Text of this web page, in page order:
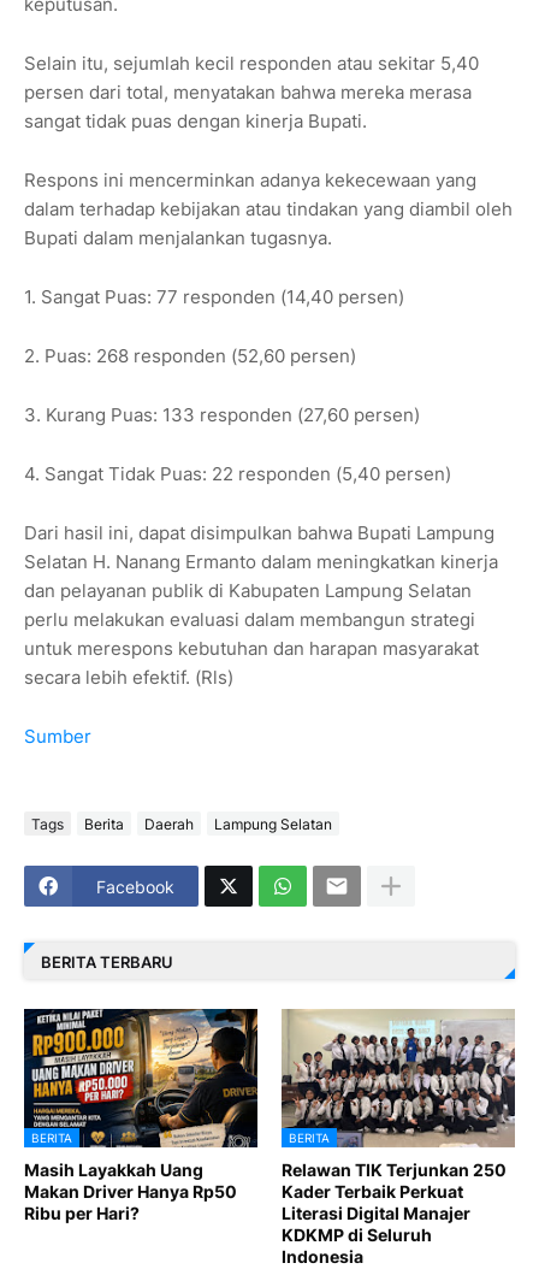
Selain itu, sejumlah kecil responden atau sekitar 5,40
persen dari total, menyatakan bahwa mereka merasa
sangat tidak puas dengan kinerja Bupati.
Respons ini mencerminkan adanya kekecewaan yang
dalam terhadap kebijakan atau tindakan yang diambil oleh
Bupati dalam menjalankan tugasnya.
1. Sangat Puas: 77 responden (14,40 persen)
2. Puas: 268 responden (52,60 persen)
3. Kurang Puas: 133 responden (27,60 persen)
4. Sangat Tidak Puas: 22 responden (5,40 persen)
Dari hasil ini, dapat disimpulkan bahwa Bupati Lampung
Selatan H. Nanang Ermanto dalam meningkatkan kinerja
dan pelayanan publik di Kabupaten Lampung Selatan
perlu melakukan evaluasi dalam membangun strategi
untuk merespons kebutuhan dan harapan masyarakat
secara lebih efektif. (Rls)
Sumber
Tags Berita Daerah Lampung Selatan
Facebook
BERITA TERBARU
BERITA
Masih Layakkah Uang
Makan Driver Hanya Rp50
Ribu per Hari?
BERITA
Relawan TIK Terjunkan 250
Kader Terbaik Perkuat
Literasi Digital Manajer
KDKMP di Seluruh
Indonesia